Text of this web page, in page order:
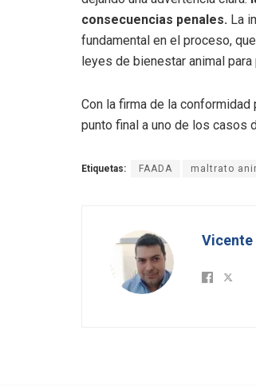
consecuencias penales. La
fundamental en el proceso,
leyes de bienestar animal
Con la firma de la
punto final a uno de los casos
Etiquetas: FAADA maltrato
Vicente